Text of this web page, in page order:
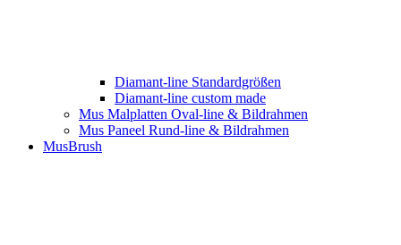
Diamant-line Standardgrößen
Diamant-line custom made
Mus Malplatten Oval-line & Bildrahmen
Mus Paneel Rund-line & Bildrahmen
MusBrush